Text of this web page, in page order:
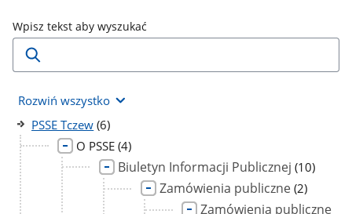
Wpisz tekst aby wyszukać
Rozwiń wszystko
PSSE Tczew liczba
podstron
(6)
O PSSE liczba
podstron
(4)
Biuletyn Informacji Publicznej liczba
podstron
(10)
Zamówienia publiczne liczba
podstron
(2)
Zamówienia publiczne